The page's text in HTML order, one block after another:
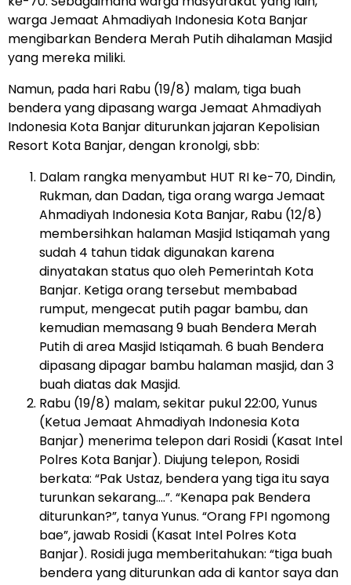
warga Jemaat Ahmadiyah Indonesia Kota Banjar
mengibarkan Bendera Merah Putih dihalaman Masjid
yang mereka miliki.
Namun, pada hari Rabu (19/8) malam, tiga buah
bendera yang dipasang warga Jemaat Ahmadiyah
Indonesia Kota Banjar diturunkan jajaran Kepolisian
Resort Kota Banjar, dengan kronolgi, sbb:
Dalam rangka menyambut HUT RI ke-70, Dindin,
Rukman, dan Dadan, tiga orang warga Jemaat
Ahmadiyah Indonesia Kota Banjar, Rabu (12/8)
membersihkan halaman Masjid Istiqamah yang
sudah 4 tahun tidak digunakan karena
dinyatakan status quo oleh Pemerintah Kota
Banjar. Ketiga orang tersebut membabad
rumput, mengecat putih pagar bambu, dan
kemudian memasang 9 buah Bendera Merah
Putih di area Masjid Istiqamah. 6 buah Bendera
dipasang dipagar bambu halaman masjid, dan 3
buah diatas dak Masjid.
Rabu (19/8) malam, sekitar pukul 22:00, Yunus
(Ketua Jemaat Ahmadiyah Indonesia Kota
Banjar) menerima telepon dari Rosidi (Kasat Intel
Polres Kota Banjar). Diujung telepon, Rosidi
berkata: “Pak Ustaz, bendera yang tiga itu saya
turunkan sekarang….”. “Kenapa pak Bendera
diturunkan?”, tanya Yunus. “Orang FPI ngomong
bae”, jawab Rosidi (Kasat Intel Polres Kota
Banjar). Rosidi juga memberitahukan: “tiga buah
bendera yang diturunkan ada di kantor saya dan